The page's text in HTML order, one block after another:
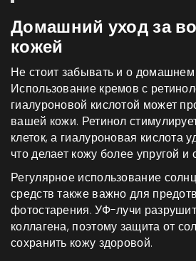
Домашний уход за
кожей
Не стоит забывать и о домашнем
Использование кремов с
гиалуроновой кислотой может
вашей кожи. Ретинол
клеток, а гиалуроновая кислота
что делает кожу более упругой
Регулярное использование
средств также важно для
фотостарения. УФ-лучи
коллагена, поэтому защита от
сохранить кожу здоровой.